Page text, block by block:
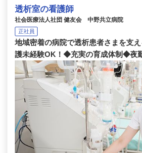
透析室の看護師
社会医療法人社団 健友会 中野共立病院
正社員
地域密着の病院で透析患者さまを支
護未経験OK！◆充実の育成体制◆夜